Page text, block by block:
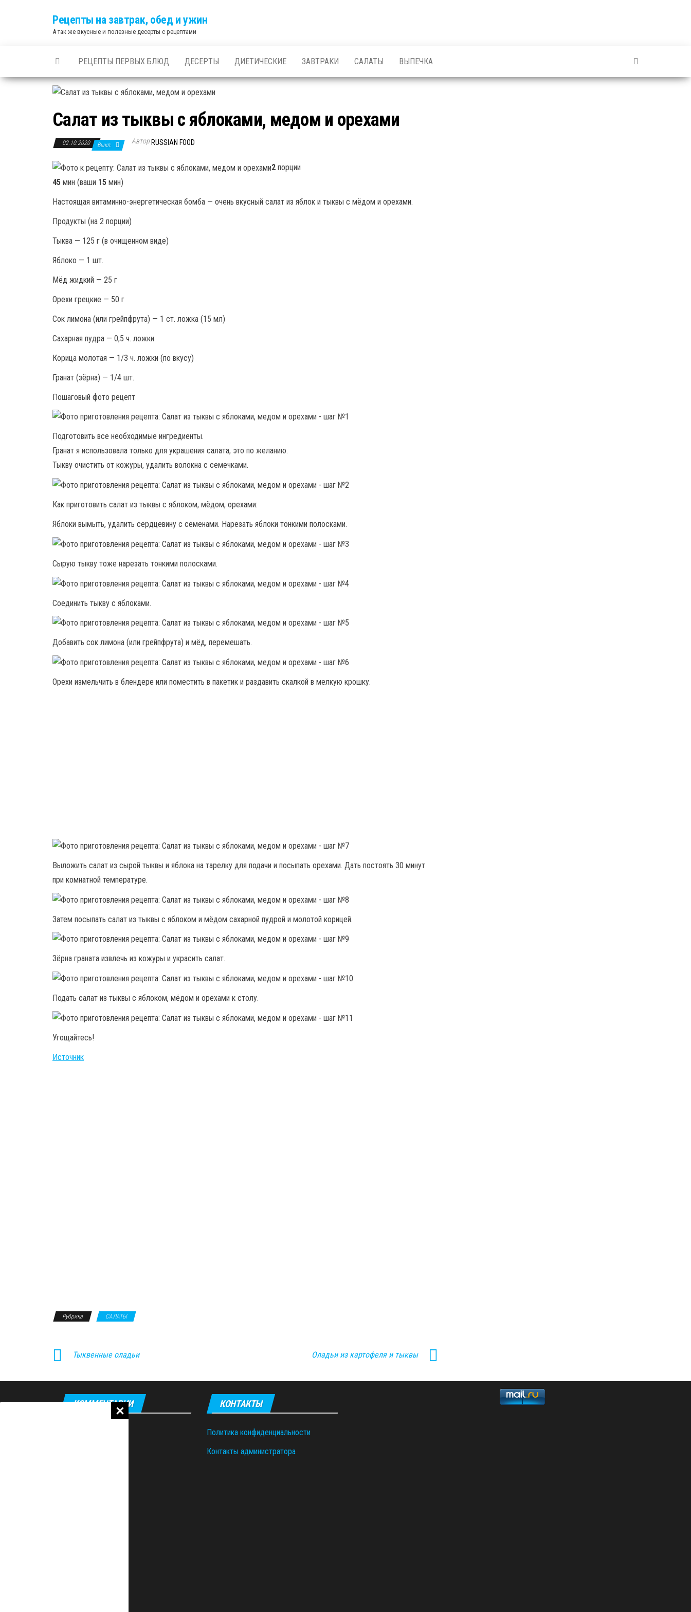
Рецепты на завтрак, обед и ужин
А так же вкусные и полезные десерты с рецептами
РЕЦЕПТЫ ПЕРВЫХ БЛЮД ДЕСЕРТЫ ДИЕТИЧЕСКИЕ ЗАВТРАКИ САЛАТЫ ВЫПЕЧКА
Салат из тыквы с яблоками, медом и орехами
02.10.2020 Выкл. Автор RUSSIAN FOOD
2 порции
45 мин (ваши 15 мин)
Настоящая витаминно-энергетическая бомба — очень вкусный салат из яблок и тыквы с мёдом и орехами.
Продукты (на 2 порции)
Тыква — 125 г (в очищенном виде)
Яблоко — 1 шт.
Мёд жидкий — 25 г
Орехи грецкие — 50 г
Сок лимона (или грейпфрута) — 1 ст. ложка (15 мл)
Сахарная пудра — 0,5 ч. ложки
Корица молотая — 1/3 ч. ложки (по вкусу)
Гранат (зёрна) — 1/4 шт.
Пошаговый фото рецепт
Подготовить все необходимые ингредиенты.
Гранат я использовала только для украшения салата, это по желанию.
Тыкву очистить от кожуры, удалить волокна с семечками.
Как приготовить салат из тыквы с яблоком, мёдом, орехами:
Яблоки вымыть, удалить сердцевину с семенами. Нарезать яблоки тонкими полосками.
Сырую тыкву тоже нарезать тонкими полосками.
Соединить тыкву с яблоками.
Добавить сок лимона (или грейпфрута) и мёд, перемешать.
Орехи измельчить в блендере или поместить в пакетик и раздавить скалкой в мелкую крошку.
Выложить салат из сырой тыквы и яблока на тарелку для подачи и посыпать орехами. Дать постоять 30 минут
при комнатной температуре.
Затем посыпать салат из тыквы с яблоком и мёдом сахарной пудрой и молотой корицей.
Зёрна граната извлечь из кожуры и украсить салат.
Подать салат из тыквы с яблоком, мёдом и орехами к столу.
Угощайтесь!
Источник
Рубрика САЛАТЫ
Тыквенные оладьи Оладьи из картофеля и тыквы
КОММЕНТАРИИ КОНТАКТЫ
Политика конфиденциальности
Контакты администратора